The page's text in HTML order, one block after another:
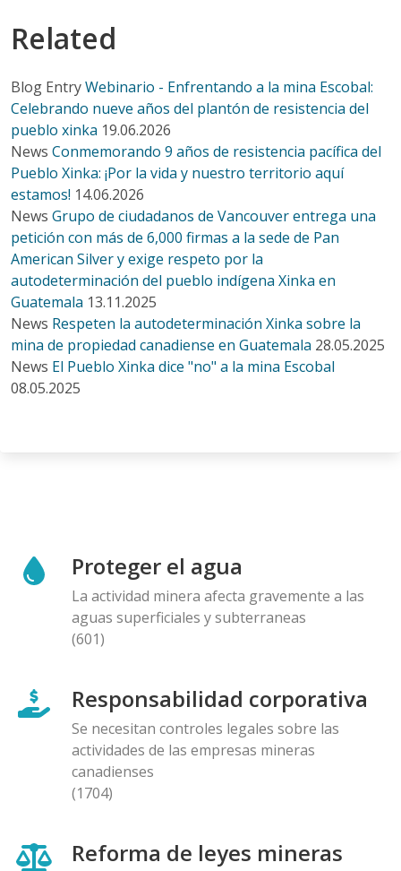
Related
Blog EntryWebinario - Enfrentando a la mina Escobal:
Celebrando nueve años del plantón de resistencia del
pueblo xinka 19.06.2026
News Conmemorando 9 años de resistencia pacífica del
Pueblo Xinka: ¡Por la vida y nuestro territorio aquí
estamos! 14.06.2026
News Grupo de ciudadanos de Vancouver entrega una
petición con más de 6,000 firmas a la sede de Pan
American Silver y exige respeto por la
autodeterminación del pueblo indígena Xinka en
Guatemala 13.11.2025
News Respeten la autodeterminación Xinka sobre la
mina de propiedad canadiense en Guatemala 28.05.2025
News El Pueblo Xinka dice "no" a la mina Escobal
08.05.2025
Proteger el agua
La actividad minera afecta gravemente a las
aguas superficiales y subterraneas
(601)
Responsabilidad corporativa
Se necesitan controles legales sobre las
actividades de las empresas mineras
canadienses
(1704)
Reforma de leyes mineras